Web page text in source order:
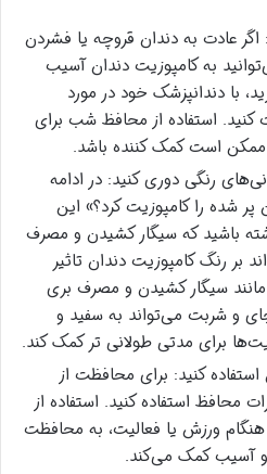
اگر عادت به دندان قروچه یا فشردن
به کامپوزیت دندان آسیب
با دندانپزشک خود در مورد
استفاده از محافظ شب برای
است کمک کننده باشد.
رنگی دوری کنید: در ادامه
شده را کامپوزیت کرد؟» این
باشید که سیگار کشیدن و مصرف
بر رنگ کامپوزیت دندان تاثیر
مانند سیگار کشیدن و مصرف بری
و شربت می‌تواند به سفید و
برای مدتی طولانی تر کمک کند.
کنید: برای محافظت از
محافظ استفاده کنید. استفاده از
ورزش یا فعالیت، به محافظت
و آسیب کمک می‌کند.